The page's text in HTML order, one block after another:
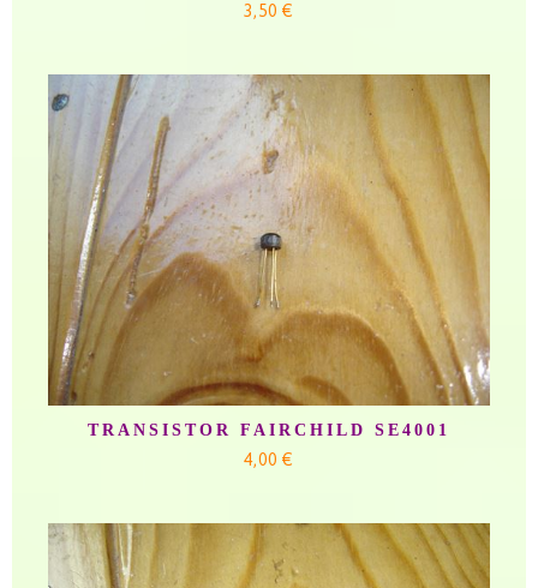
3,50 €
TRANSISTOR FAIRCHILD SE4001
4,00 €